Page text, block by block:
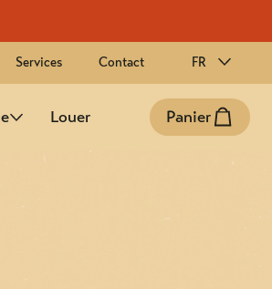
Services Contact FR
Louer Panier